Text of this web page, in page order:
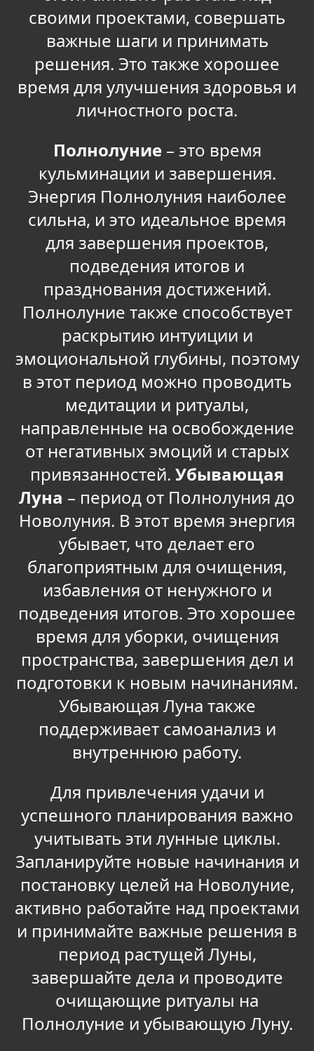
своими проектами, совершать
важные шаги и принимать
решения. Это также хорошее
время для улучшения здоровья и
личностного роста.
Полнолуние– это время
кульминации и завершения.
Энергия Полнолуния наиболее
сильна, и это идеальное время
для завершения проектов,
подведения итогов и
празднования достижений.
Полнолуние также способствует
раскрытию интуиции и
эмоциональной глубины, поэтому
в этот период можно проводить
медитации и ритуалы,
направленные на освобождение
от негативных эмоций и старых
привязанностей. Убывающая
Луна – период от Полнолуния до
Новолуния. В этот время энергия
убывает, что делает его
благоприятным для очищения,
избавления от ненужного и
подведения итогов. Это хорошее
время для уборки, очищения
пространства, завершения дел и
подготовки к новым начинаниям.
Убывающая Луна также
поддерживает самоанализ и
внутреннюю работу.
Для привлечения удачи и
успешного планирования важно
учитывать эти лунные циклы.
Запланируйте новые начинания и
постановку целей на Новолуние,
активно работайте над проектами
и принимайте важные решения в
период растущей Луны,
завершайте дела и проводите
очищающие ритуалы на
Полнолуние и убывающую Луну.